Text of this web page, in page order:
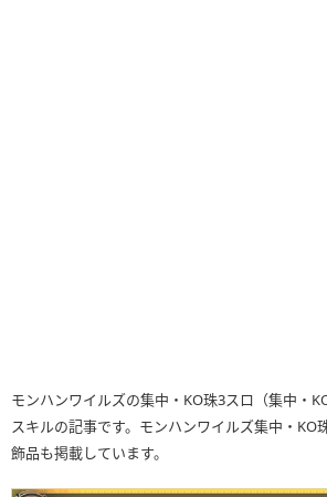
モンハンワイルズの集中・KO珠3スロ（集中・
スキルの記事です。モンハンワイルズ集中・KO
飾品も掲載しています。